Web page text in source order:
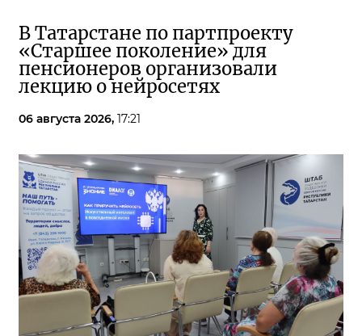
В Татарстане по партпроекту
«Старшее поколение» для
пенсионеров организовали
лекцию о нейросетях
06 августа 2026, 17:21